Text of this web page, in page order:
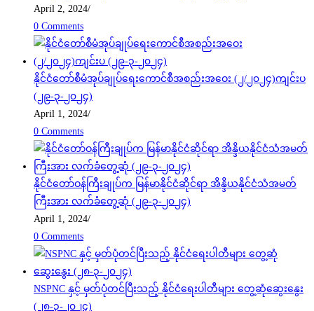
April 2, 2024/
0 Comments
နိုင်ငံတော်စီမံအုပ်ချုပ်ရေးကောင်စီအစည်းအဝေး (၂/၂၀၂၄)ကျင်းပ
(၂၉-၃-၂၀၂၄)
April 1, 2024/
0 Comments
နိုင်ငံတော်ဝန်ကြီးချုပ်က မြန်မာနိုင်ငံဆိုင်ရာ အိန္ဒိယနိုင်ငံသံအမတ်
ကြီးအား လက်ခံတွေ့ဆုံ (၂၉-၃-၂၀၂၄)
April 1, 2024/
0 Comments
NSPNC နှင့် မှတ်ပုံတင်ပြီးသည့် နိုင်ငံရေးပါတီများ တွေ့ဆုံဆွေးနွေး
(၂၈-၃-၂၀၂၄)